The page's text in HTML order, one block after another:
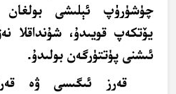
چۈشۈرۈپ ئېلىشى بولغان
يۆتكەپ قويىدۇ، شۇنداقلا
ئىشنى پۈتتۈرگەن بولىدۇ.
قەرز ئىگىسى ۋە